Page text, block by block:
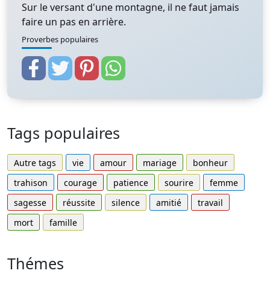
Sur le versant d'une montagne, il ne faut jamais
faire un pas en arrière.
Proverbes populaires
Tags populaires
Autre tags vie amour mariage
bonheur
trahison
courage patience sourire
femme
sagesse
réussite silence amitié
travail
mort
famille
Thémes